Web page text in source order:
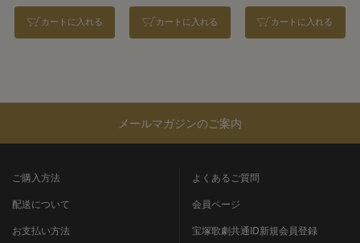
カートに入れる カートに入れる カートに入れる
メールマガジンのご案内
ご購入方法
配送について
お支払い方法
よくあるご質問
会員ページ
宝塚歌劇共通ID新規会員登録